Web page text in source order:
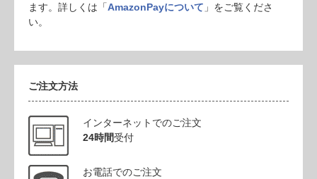
ます。詳しくは「AmazonPayについて 」をご覧くださ
い。
ご注文方法
インターネットでのご注文
24時間受付
お電話でのご注文